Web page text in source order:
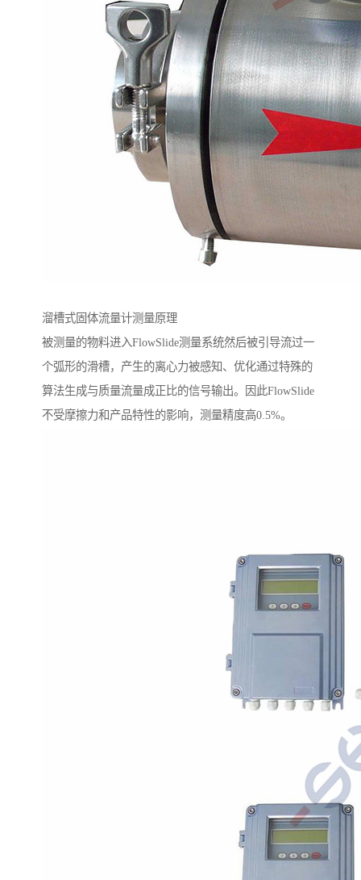
溜槽式固体流量计测量原理
被测量的物料进入FlowSlide测量系统然后被引导流过一
个弧形的滑槽，产生的离心力被感知、优化通过特殊的
算法生成与质量流量成正比的信号输出。因此FlowSlide
不受摩擦力和产品特性的影响，测量精度高0.5%。